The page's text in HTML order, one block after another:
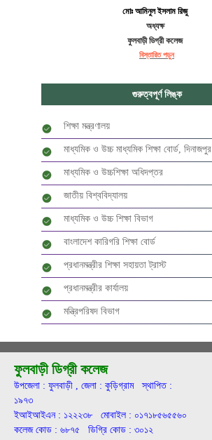
মোঃ আমিনুল ইসলাম রিজু
অধ্যক্ষ
ফুলবাড়ী ডিগ্রী কলেজ
বিস্তারিত পড়ুন
গুরুত্বপূর্ণ লিঙ্ক
শিক্ষা মন্ত্রণালয়
মাধ্যমিক ও উচ্চ মাধ্যমিক শিক্ষা বোর্ড, দিনাজপুর
মাধ্যমিক ও উচ্চশিক্ষা অধিদপ্তর
জাতীয় বিশ্ববিদ্যালয়
মাধ্যমিক ও উচ্চ শিক্ষা বিভাগ
বাংলাদেশ কারিগরি শিক্ষা বোর্ড
প্রধানমন্ত্রীর শিক্ষা সহায়তা ট্রাস্ট
প্রধানমন্ত্রীর কার্যালয়
মন্ত্রিপরিষদ বিভাগ
ফুলবাড়ী ডিগ্রী কলেজ
উপজেলা : ফুলবাড়ী , জেলা : কুড়িগ্রাম স্থাপিত :
১৯৭৩
ইআইআইএন : ১২২২৩৮ মোবাইল : ০১৭১৮৫৬৫৫৬০
কলেজ কোড : ৬৮৭৫ ডিগ্রি কোড : ৩০১২